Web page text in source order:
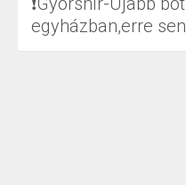
egyházban,erre